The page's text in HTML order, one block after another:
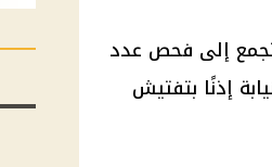
إلى فحص عدد
إذنًا بتفتيش